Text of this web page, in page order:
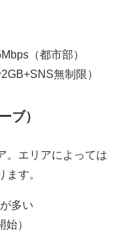
（都市部）
無制限）
ブ）
。エリアによっては
ます。
多い
）